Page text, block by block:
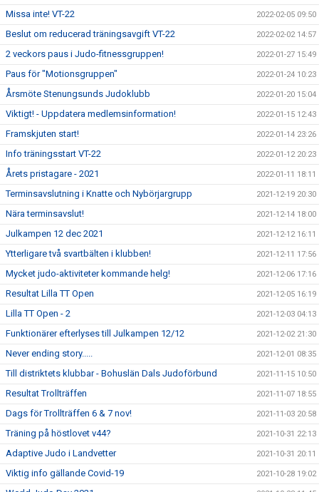
Missa inte! VT-22 2022-02-05 09:50
Beslut om reducerad träningsavgift VT-22 2022-02-02 14:57
2 veckors paus i Judo-fitnessgruppen! 2022-01-27 15:49
Paus för "Motionsgruppen" 2022-01-24 10:23
Årsmöte Stenungsunds Judoklubb 2022-01-20 15:04
Viktigt! - Uppdatera medlemsinformation! 2022-01-15 12:43
Framskjuten start! 2022-01-14 23:26
Info träningsstart VT-22 2022-01-12 20:23
Årets pristagare - 2021 2022-01-11 18:11
Terminsavslutning i Knatte och Nybörjargrupp 2021-12-19 20:30
Nära terminsavslut! 2021-12-14 18:00
Julkampen 12 dec 2021 2021-12-12 16:11
Ytterligare två svartbälten i klubben! 2021-12-11 17:56
Mycket judo-aktiviteter kommande helg! 2021-12-06 17:16
Resultat Lilla TT Open 2021-12-05 16:19
Lilla TT Open - 2 2021-12-03 04:13
Funktionärer efterlyses till Julkampen 12/12 2021-12-02 21:30
Never ending story..... 2021-12-01 08:35
Till distriktets klubbar - Bohuslän Dals Judoförbund 2021-11-15 10:50
Resultat Trollträffen 2021-11-07 18:55
Dags för Trollträffen 6 & 7 nov! 2021-11-03 20:58
Träning på höstlovet v44? 2021-10-31 22:13
Adaptive Judo i Landvetter 2021-10-31 20:11
Viktig info gällande Covid-19 2021-10-28 19:02